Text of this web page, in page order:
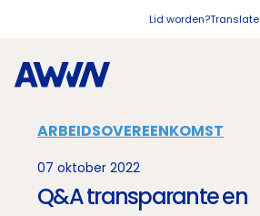
Lid worden?Translate
ARBEIDSOVEREENKOMST
07 oktober 2022
Q&A transparante en